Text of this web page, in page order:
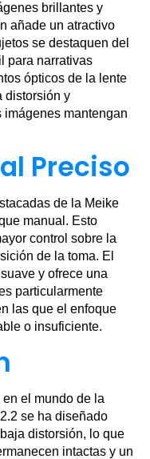
brillantes y
añade un atractivo
se destaquen del
para narrativas
ópticos de la lente
distorsión y
mantengan
Preciso
de la Meike
manual. Esto
control sobre la
de la toma. El
y ofrece una
particularmente
las que el enfoque
o insuficiente.
el mundo de la
se ha diseñado
distorsión, lo que
intactas y un